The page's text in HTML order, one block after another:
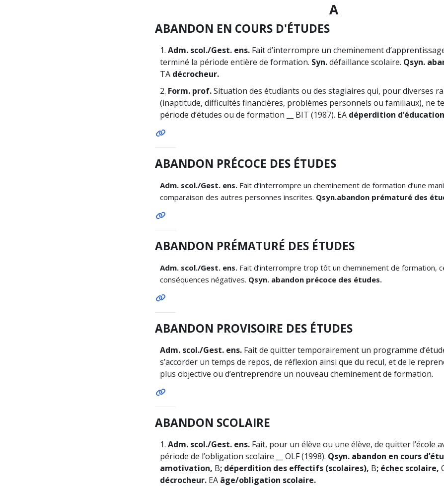
A
ABANDON EN COURS D'ÉTUDES
1. Adm. scol./Gest. ens. Fait d’interrompre un cheminement
terminé la période entière de formation. Syn.défaillance scolaire. Qsyn.
TA décrocheur.
2. Form. prof.Situation des étudiants ou des stagiaires qui, pour diverses
(inaptitude, difficultés financières, problèmes personnels ou familiaux), ne
période d’études ou de formation __ BIT (1987). EA déperdition
ABANDON PRÉCOCE DES ÉTUDES
Adm. scol./Gest. ens. Fait d’interrompre un cheminement de formation d’une
comparaison des autres personnes inscrites. Qsyn.abandon prématuré des
ABANDON PRÉMATURÉ DES ÉTUDES
Adm. scol./Gest. ens. Fait d’interrompre trop tôt un cheminement de formation,
conséquences négatives. Qsyn. abandon précoce des études.
ABANDON PROVISOIRE DES ÉTUDES
Adm. scol./Gest. ens. Fait de quitter temporairement un programme
s’accorder un temps de repos, de réflexion ainsi que du recul, et de le
plus objective ou d’entreprendre un nouveau cheminement de formation.
ABANDON SCOLAIRE
1. Adm. scol./Gest. ens. Fait, pour un élève ou une élève, de quitter l’école
période de l’obligation scolaire __ OLF (1998). Qsyn. abandon en cours
amotivation, B; déperdition des effectifs (scolaires), B; échec scolaire,
décrocheur. EA âge/obligation scolaire.